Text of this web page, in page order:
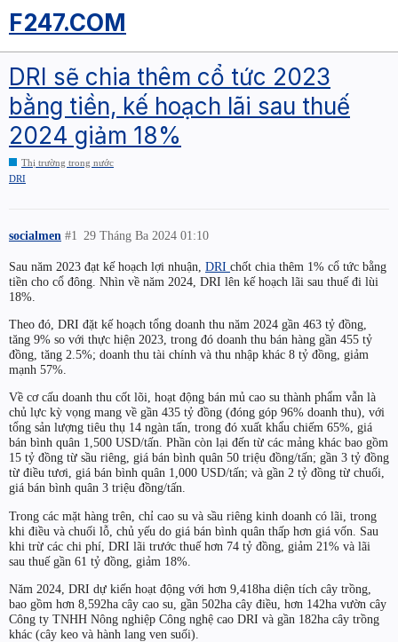
F247.COM
DRI sẽ chia thêm cổ tức 2023
bằng tiền, kế hoạch lãi sau thuế
2024 giảm 18%
Thị trường trong nước
DRI
socialmen 29 Tháng Ba 2024 01:10
#1
Sau năm 2023 đạt kế hoạch lợi nhuận, DRI chốt chia thêm 1% cổ tức bằng
tiền cho cổ đông. Nhìn về năm 2024, DRI lên kế hoạch lãi sau thuế đi lùi
18%.
Theo đó, DRI đặt kế hoạch tổng doanh thu năm 2024 gần 463 tỷ đồng,
tăng 9% so với thực hiện 2023, trong đó doanh thu bán hàng gần 455 tỷ
đồng, tăng 2.5%; doanh thu tài chính và thu nhập khác 8 tỷ đồng, giảm
mạnh 57%.
Về cơ cấu doanh thu cốt lõi, hoạt động bán mủ cao su thành phẩm vẫn là
chủ lực kỳ vọng mang về gần 435 tỷ đồng (đóng góp 96% doanh thu), với
tổng sản lượng tiêu thụ 14 ngàn tấn, trong đó xuất khẩu chiếm 65%, giá
bán bình quân 1,500 USD/tấn. Phần còn lại đến từ các mảng khác bao gồm
15 tỷ đồng từ sầu riêng, giá bán bình quân 50 triệu đồng/tấn; gần 3 tỷ đồng
từ điều tươi, giá bán bình quân 1,000 USD/tấn; và gần 2 tỷ đồng từ chuối,
giá bán bình quân 3 triệu đồng/tấn.
Trong các mặt hàng trên, chỉ cao su và sầu riêng kinh doanh có lãi, trong
khi điều và chuối lỗ, chủ yếu do giá bán bình quân thấp hơn giá vốn. Sau
khi trừ các chi phí, DRI lãi trước thuế hơn 74 tỷ đồng, giảm 21% và lãi
sau thuế gần 61 tỷ đồng, giảm 18%.
Năm 2024, DRI dự kiến hoạt động với hơn 9,418ha diện tích cây trồng,
bao gồm hơn 8,592ha cây cao su, gần 502ha cây điều, hơn 142ha vườn cây
Công ty TNHH Nông nghiệp Công nghệ cao DRI và gần 182ha cây trồng
khác (cây keo và hành lang ven suối).